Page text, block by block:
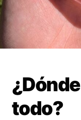
todo?